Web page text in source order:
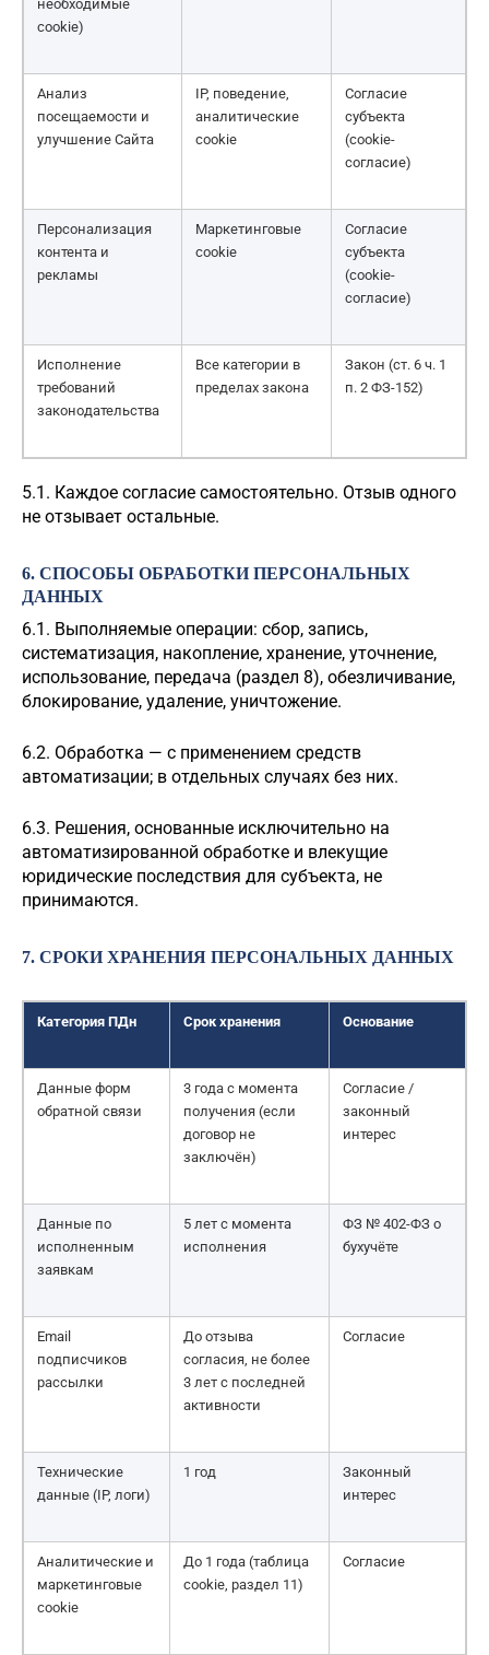
необходимые
cookie)
Анализ
посещаемости и
улучшение Сайта
IP, поведение,
аналитические
cookie
Согласие
субъекта
(cookie-
согласие)
Персонализация
контента и
рекламы
Маркетинговые
cookie
Согласие
субъекта
(cookie-
согласие)
Исполнение
требований
законодательства
Все категории в
пределах закона
Закон (ст. 6 ч. 1
п. 2 ФЗ-152)
5.1. Каждое согласие самостоятельно. Отзыв одного
не отзывает остальные.
6. СПОСОБЫ ОБРАБОТКИ ПЕРСОНАЛЬНЫХ
ДАННЫХ
6.1. Выполняемые операции: сбор, запись,
систематизация, накопление, хранение, уточнение,
использование, передача (раздел 8), обезличивание,
блокирование, удаление, уничтожение.
6.2. Обработка — с применением средств
автоматизации; в отдельных случаях без них.
6.3. Решения, основанные исключительно на
автоматизированной обработке и влекущие
юридические последствия для субъекта, не
принимаются.
7. СРОКИ ХРАНЕНИЯ ПЕРСОНАЛЬНЫХ ДАННЫХ
Категория ПДн Срок хранения Основание
Данные форм
обратной связи
3 года с момента
получения (если
договор не
заключён)
Согласие /
законный
интерес
Данные по
исполненным
заявкам
5 лет с момента
исполнения
ФЗ № 402-ФЗ о
бухучёте
Email
подписчиков
рассылки
До отзыва
согласия, не более
3 лет с последней
активности
Согласие
Технические
данные (IP, логи)
1 год
Законный
интерес
Аналитические и
маркетинговые
cookie
До 1 года (таблица
cookie, раздел 11)
Согласие